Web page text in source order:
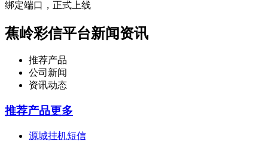
绑定端口，正式上线
蕉岭彩信平台新闻资讯
推荐产品
公司新闻
资讯动态
推荐产品更多
源城挂机短信